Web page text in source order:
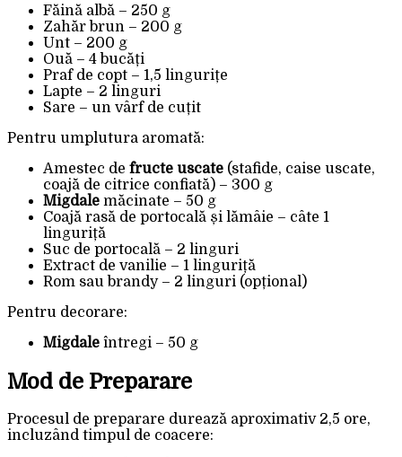
Făină albă – 250 g
Zahăr brun – 200 g
Unt – 200 g
Ouă – 4 bucăți
Praf de copt – 1,5 lingurițe
Lapte – 2 linguri
Sare – un vârf de cuțit
Pentru umplutura aromată:
Amestec de fructe uscate (stafide, caise uscate,
coajă de citrice confiată) – 300 g
Migdale măcinate – 50 g
Coajă rasă de portocală și lămâie – câte 1
linguriță
Suc de portocală – 2 linguri
Extract de vanilie – 1 linguriță
Rom sau brandy – 2 linguri (opțional)
Pentru decorare:
Migdale întregi – 50 g
Mod de Preparare
Procesul de preparare durează aproximativ 2,5 ore,
incluzând timpul de coacere: